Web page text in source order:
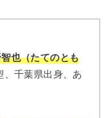
也（たてのとも
、千葉県出身、あ